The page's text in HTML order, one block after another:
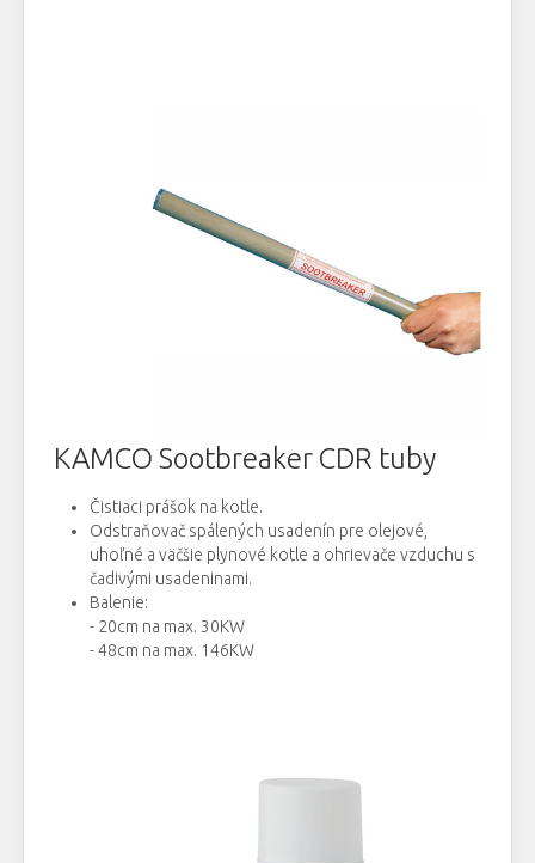
KAMCO Sootbreaker CDR tuby
Čistiaci prášok na kotle.
Odstraňovač spálených usadenín pre olejové,
uhoľné a väčšie plynové kotle a ohrievače vzduchu s
čadivými usadeninami.
Balenie:
- 20cm na max. 30KW
- 48cm na max. 146KW